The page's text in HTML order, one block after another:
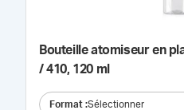
Bouteille atomiseur en
/ 410, 120 ml
Format :Sélectionner